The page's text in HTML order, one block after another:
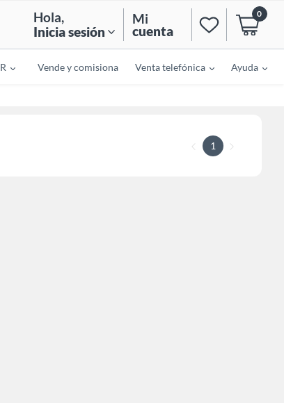
Hola,
Inicia sesión
Mi
cuenta
0
Vende y comisiona Venta telefónica Ayuda
1